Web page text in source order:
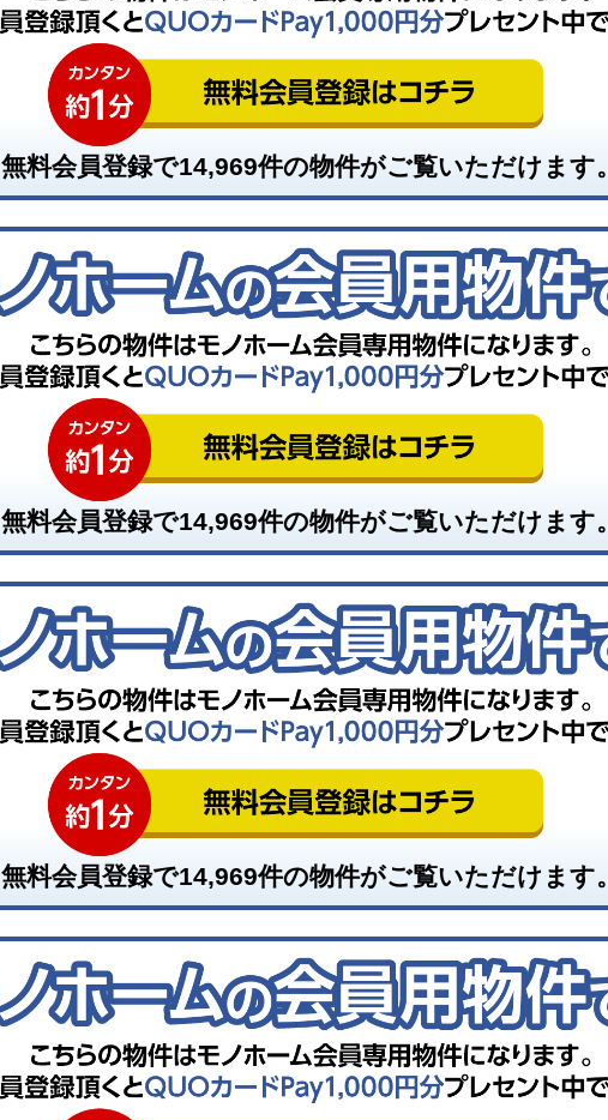
無料会員登録で14,969件の物件がご覧いただけます。
無料会員登録で14,969件の物件がご覧いただけます。
無料会員登録で14,969件の物件がご覧いただけます。